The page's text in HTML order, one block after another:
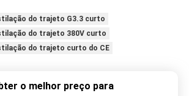
do trajeto G3.3 curto
do trajeto 380V curto
do trajeto curto do CE
o melhor preço para